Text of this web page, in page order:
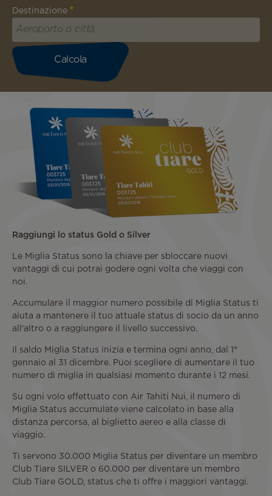
Destinazione
Raggiungi lo status Gold o Silver
Le Miglia Status sono la chiave per sbloccare nuovi
vantaggi di cui potrai godere ogni volta che viaggi con
noi.
Accumulare il maggior numero possibile di Miglia Status ti
aiuta a mantenere il tuo attuale status di socio da un anno
all'altro o a raggiungere il livello successivo.
Il saldo Miglia Status inizia e termina ogni anno, dal 1°
gennaio al 31 dicembre. Puoi scegliere di aumentare il tuo
numero di miglia in qualsiasi momento durante i 12 mesi.
Su ogni volo effettuato con Air Tahiti Nui, il numero di
Miglia Status accumulate viene calcolato in base alla
distanza percorsa, al biglietto aereo e alla classe di
viaggio.
Ti servono 30.000 Miglia Status per diventare un membro
Club Tiare SILVER o 60.000 per diventare un membro
Club Tiare GOLD, status che ti offre i maggiori vantaggi.